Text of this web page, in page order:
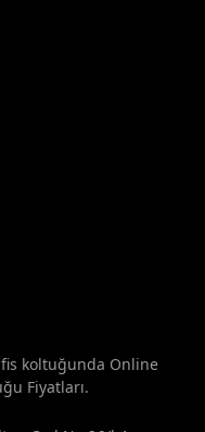
koltuğunda Online
Fiyatları.